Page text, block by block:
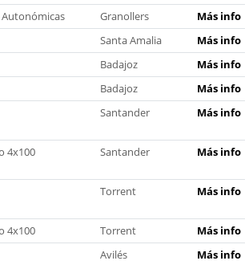
Autonómicas Granollers
Más info
Santa Amalia
Más info
Badajoz
Más info
Badajoz
Más info
Santander Más info
4x100 Santander Más info
Torrent Más info
4x100 Torrent
Más info
Avilés Más info